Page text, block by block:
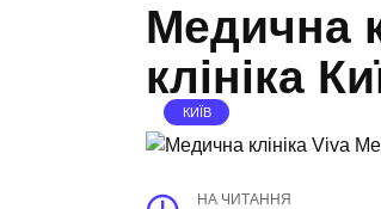
Медична
клініка
КИЇВ
НА ЧИТАННЯ